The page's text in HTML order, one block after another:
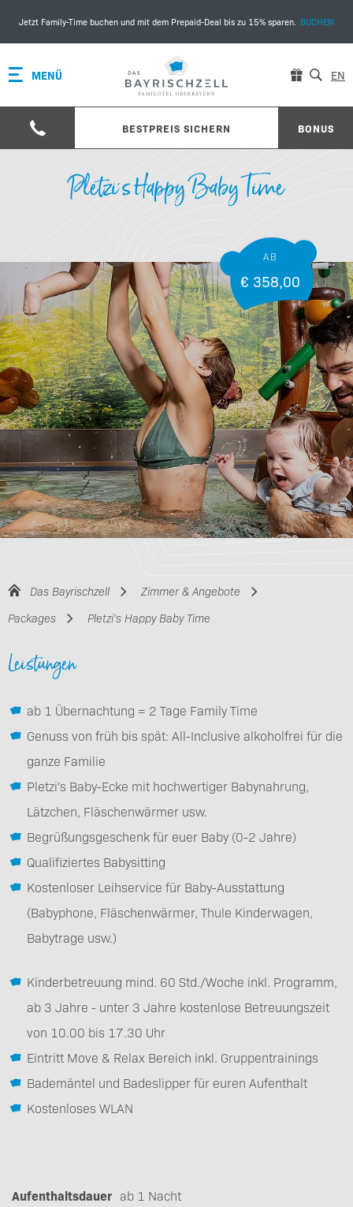
Jetzt Family-Time buchen und mit dem Prepaid-Deal bis zu 15% sparen. BUCHEN
MENÜ
BESTPREIS SICHERN BONUS
EN
Pletzi's Happy Baby Time
AB
€ 358,00
Das Bayrischzell
Zimmer & Angebote
Packages
Pletzi's Happy Baby Time
Leistungen
ab 1 Übernachtung = 2 Tage Family Time
Genuss von früh bis spät: All-Inclusive alkoholfrei für die
ganze Familie
Pletzi's Baby-Ecke mit hochwertiger Babynahrung,
Lätzchen, Fläschenwärmer usw.
Begrüßungsgeschenk für euer Baby (0-2 Jahre)
Qualifiziertes Babysitting
Kostenloser Leihservice für Baby-Ausstattung
(Babyphone, Fläschenwärmer, Thule Kinderwagen,
Babytrage usw.)
Kinderbetreuung mind. 60 Std./Woche inkl. Programm,
ab 3 Jahre - unter 3 Jahre kostenlose Betreuungszeit
von 10.00 bis 17.30 Uhr
Eintritt Move & Relax Bereich inkl. Gruppentrainings
Bademäntel und Badeslipper für euren Aufenthalt
Kostenloses WLAN
Aufenthaltsdauer ab 1 Nacht